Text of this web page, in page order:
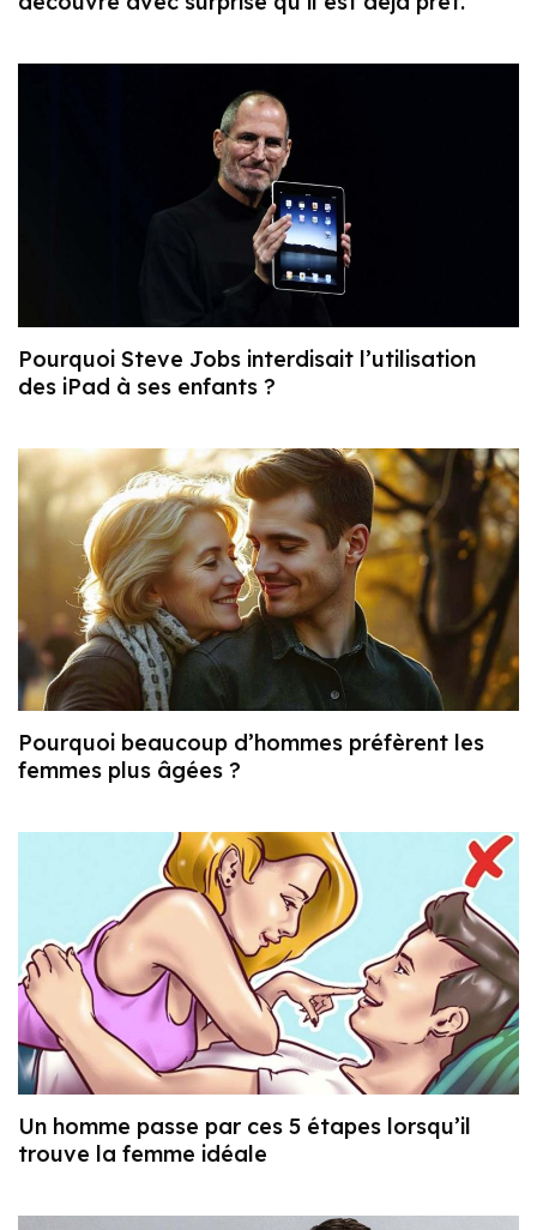
Pourquoi Steve Jobs interdisait l’utilisation
des iPad à ses enfants ?
Pourquoi beaucoup d’hommes préfèrent les
femmes plus âgées ?
Un homme passe par ces 5 étapes lorsqu’il
trouve la femme idéale